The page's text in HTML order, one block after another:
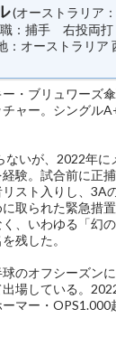
(オーストラリア
：捕手 右投両打
：オーストラリア
・ブリュワーズ
ャー。シングル
いが、2022年に
験。試合前に正
スト入りし、3A
取られた緊急措
、いわゆる「幻の
残した。
のオフシーズン
場している。
マー・